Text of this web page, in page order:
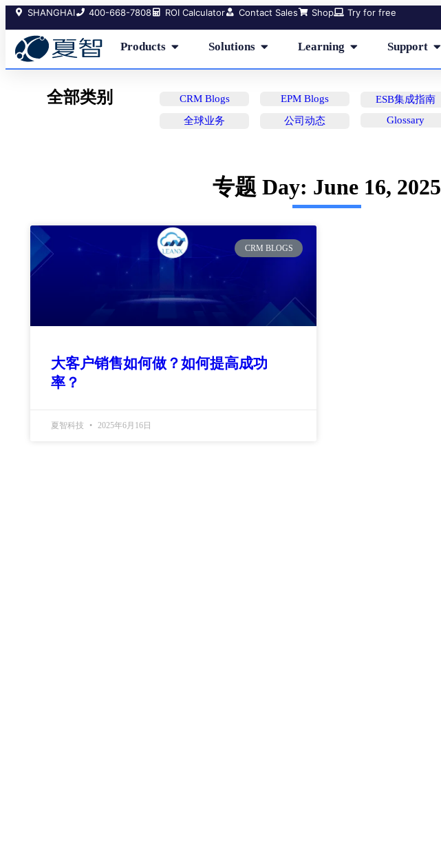
SHANGHAI 400-668-7808 ROI Calculator Contact Sales Shop Try for free
Products Solutions Learning Support
全部类别 CRM Blogs EPM Blogs ESB集成指南
全球业务
公司动态 Glossary
专题 Day: June 16, 2025
CRM BLOGS
大客户销售如何做？如何提高成功
率？
夏智科技 2025年6月16日